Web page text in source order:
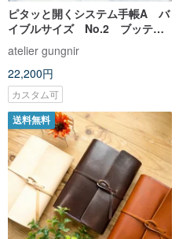
ピタッと開くシステム手帳A バ
イブルサイズ No.2 ブッテー
ロ
atelier gungnir
22,200円
カスタム可
送料無料